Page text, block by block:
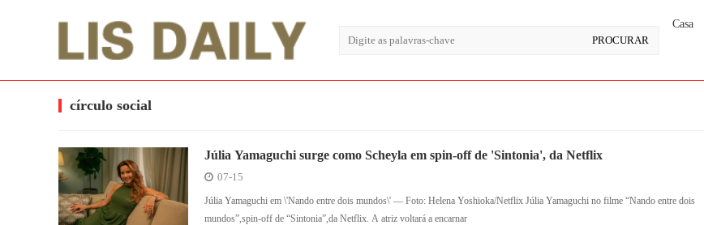
Casa
círculo social
Júlia Yamaguchi surge como Scheyla em spin-off de 'Sintonia', da Netflix
07-15
Júlia Yamaguchi em \'Nando entre dois mundos\' — Foto: Helena Yoshioka/Netflix Júlia Yamaguchi no filme “Nando entre dois
mundos”,spin-off de “Sintonia”,da Netflix. A atriz voltará a encarnar